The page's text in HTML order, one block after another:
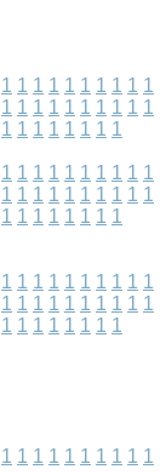
1 1 1 1 1 1 1 1 1 1
1 1 1 1 1 1 1 1 1 1
1 1 1 1 1 1 1 1
1 1 1 1 1 1 1 1 1 1
1 1 1 1 1 1 1 1 1 1
1 1 1 1 1 1 1 1
1 1 1 1 1 1 1 1 1 1
1 1 1 1 1 1 1 1 1 1
1 1 1 1 1 1 1 1
1 1 1 1 1 1 1 1 1 1